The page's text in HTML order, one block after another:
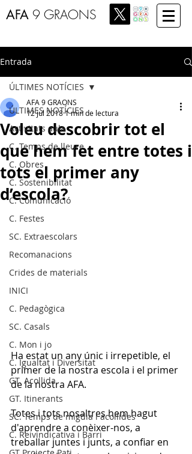
AFA 9 GRAONS
Entrada
ÚLTIMES NOTÍCIES
Activitats aula
C. Temps de lleure
C. Obres
C. Sostenibilitat
C. Comunicació
C. Festes
SC. Extraescolars
Recomanacions
Crides de materials
INICI
C. Pedagògica
SC. Casals
C. Mon i jo
C. Igualtat i Diversitat
GT. Acollida
GT. Itinerants
SC. Temps de migdia i acollides
C. Reivindicativa i Barri
ÚLTIMES NOTÍCIES
Voleu descobrir tot el
que hem fet entre totes i
tots el primer any
d’escola?
AFA 9 GRAONS
12 jul 20181 min de lectura
Ha estat un any únic i irrepetible, el
primer de la nostra escola i el primer
de la nostra AFA.
Totes i tots nosaltres hem hagut
d'aprendre a conèixer-nos, a
treballar juntes i junts, a confiar en